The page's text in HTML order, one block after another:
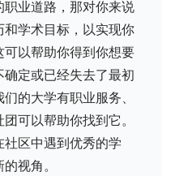
业道路，那对你来说
和学术目标，以实现你
可以帮助你得到你想要
定或已经失去了最初
的大学有职业服务、
可以帮助你找到它。
社区中遇到优秀的学
视角。